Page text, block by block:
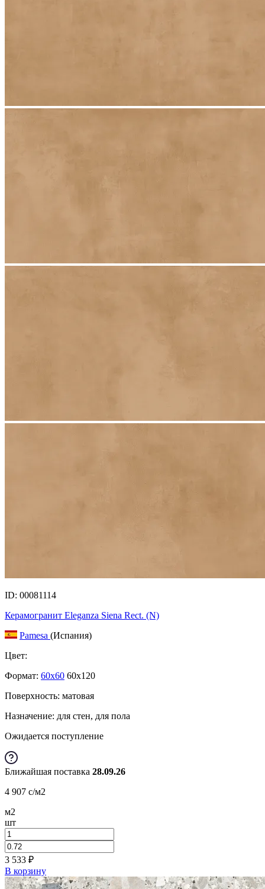
ID: 00081114
Керамогранит Eleganza Siena Rect. (N)
Pamesa (Испания)
Цвет:
Формат: 60x60 60x120
Поверхность: матовая
Назначение: для стен, для пола
Ожидается поступление
Ближайшая поставка 28.09.26
4 907 c/м2
м2
шт
3 533 ₽
В корзину